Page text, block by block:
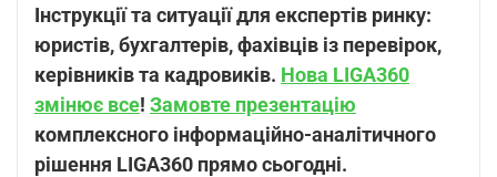
Інструкції та ситуації для експертів ринку:
юристів, бухгалтерів, фахівців із перевірок,
керівників та кадровиків. Нова LIGA360
змінює все! Замовте презентацію
комплексного інформаційно-аналітичного
рішення LIGA360 прямо сьогодні.